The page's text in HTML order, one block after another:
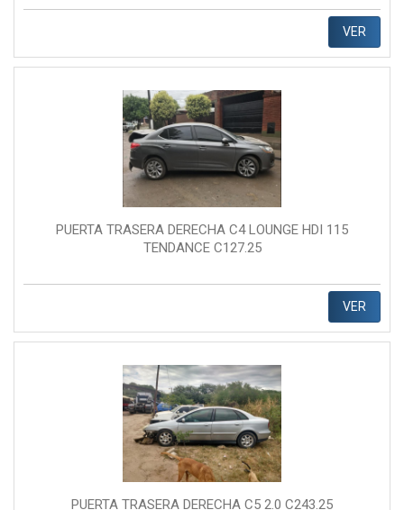
VER
PUERTA TRASERA DERECHA C4 LOUNGE HDI 115
TENDANCE C127.25
VER
PUERTA TRASERA DERECHA C5 2.0 C243.25